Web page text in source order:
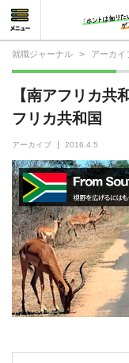
就職ジャーナル > アーカイ
【南アフリカ共
フリカ共和国
アーカイブ 2016.4.5
就活相談
就活ノウハウ
仕事の選び方・ヒント
仕事とは？
就活コラム